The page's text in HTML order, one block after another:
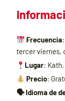
Frecuencia
tercer viernes,
Lugar:
Precio:
🗣️ Idioma de